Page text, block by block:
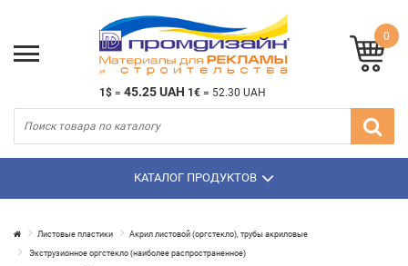
1$ = 45.25 UAH 1€ = 52.30 UAH
0
КАТАЛОГ ПРОДУКТОВ
Листовые пластики Акрил листовой (оргстекло), трубы акриловые
Экструзионное оргстекло (наиболее распространенное)